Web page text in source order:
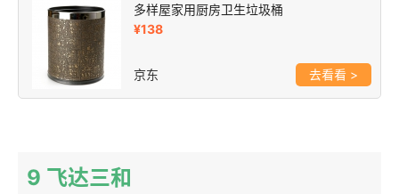
多样屋家用厨房卫生垃圾桶
¥138
京东 >
9 飞达三和